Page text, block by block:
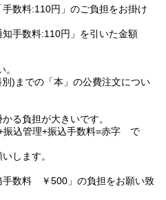
数料:110円」のご負担をお掛け
手数料:110円」を引いた金額
)までの「本」の公費注文につい
る負担が大きいです。
振込管理+振込手数料=赤字 で
します。
手数料 ￥500」の負担をお願い致